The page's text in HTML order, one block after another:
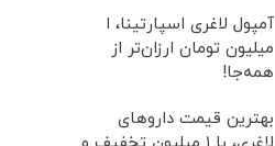
آمپول لاغری اسپارتینا، ا
میلیون تومان ارزان‌تر از
همه‌جا!
بهترین قیمت داروهای